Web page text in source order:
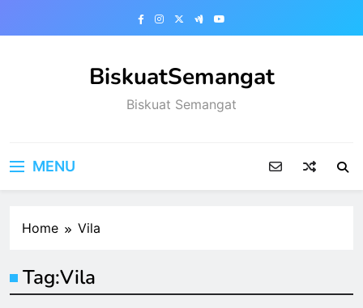
BiskuatSemangat
Biskuat Semangat
MENU
Home Vila
Tag:Vila